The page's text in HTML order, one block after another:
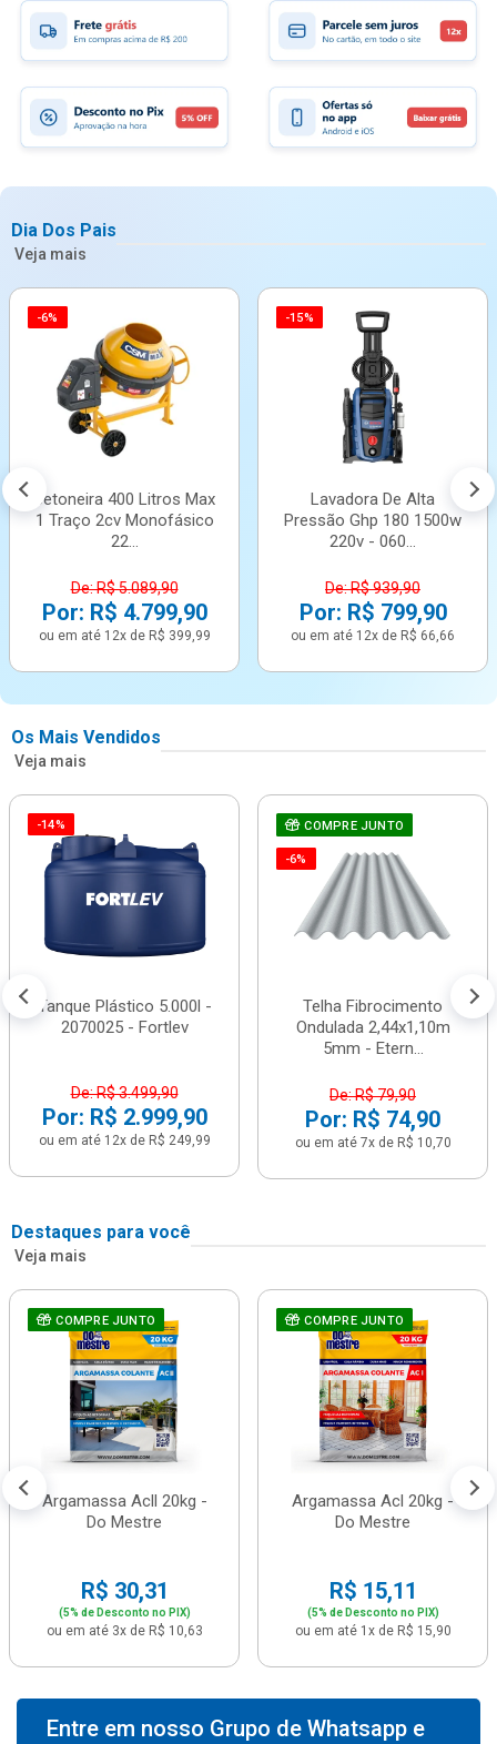
Dia Dos Pais
Veja mais
-6%
Betoneira 400 Litros Max
1 Traço 2cv Monofásico
22...
De: R$ 5.089,90
Por: R$ 4.799,90
ou em até 12x de R$ 399,99
-15%
Lavadora De Alta
Pressão Ghp 180 1500w
220v - 060...
De: R$ 939,90
Por: R$ 799,90
ou em até 12x de R$ 66,66
Os Mais Vendidos
Veja mais
-14%
Tanque Plástico 5.000l -
2070025 - Fortlev
De: R$ 3.499,90
Por: R$ 2.999,90
ou em até 12x de R$ 249,99
COMPRE JUNTO
-6%
Telha Fibrocimento
Ondulada 2,44x1,10m
5mm - Etern...
De: R$ 79,90
Por: R$ 74,90
ou em até 7x de R$ 10,70
Destaques para você
Veja mais
COMPRE JUNTO
Argamassa Acll 20kg -
Do Mestre
R$ 30,31
(5% de Desconto no PIX)
ou em até 3x de R$ 10,63
COMPRE JUNTO
Argamassa Acl 20kg -
Do Mestre
R$ 15,11
(5% de Desconto no PIX)
ou em até 1x de R$ 15,90
Entre em nosso Grupo de Whatsapp e